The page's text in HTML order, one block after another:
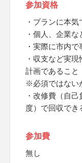
参加資格
・プランに本
・個人、企業
・実際に市内
・収支など実
計画であること
※必須ではない
・改修費（自
度）で回収でき
参加費
無し